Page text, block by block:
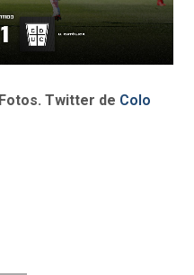
Twitter de Colo